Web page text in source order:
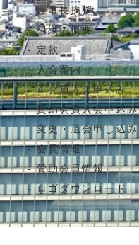
理事長挨拶
組織の概要
定款
入会案内
正会員入会申込み
賛助会員入会申込み
変更・退会申し込み
会員情報
賛助会員情報
ロゴダウンロード